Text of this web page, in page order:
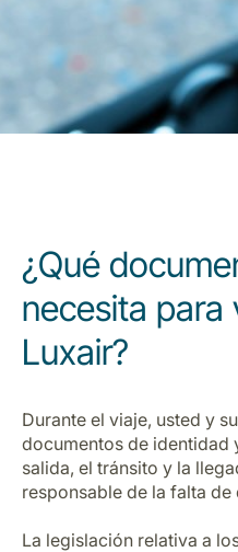
Grupo Luxair
¿Qué
necesita para
Luxair?
Durante el viaje, usted y
documentos de identidad
salida, el tránsito y la
responsable de la falta
La legislación relativa a